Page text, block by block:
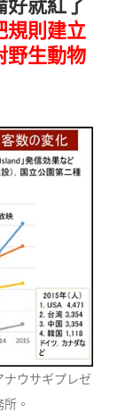
好就紅了
規則建立
野生動物
ナウサギプレゼ
。